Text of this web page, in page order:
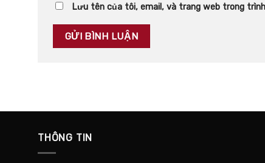
Lưu tên của tôi, email, và trang web trong
THÔNG TIN